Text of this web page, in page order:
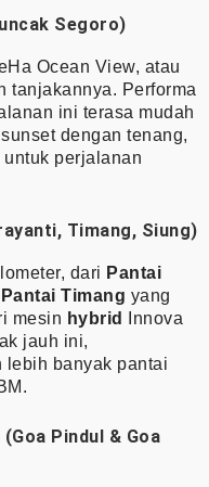
Segoro)
Ocean View, atau
tanjakannya. Performa
ini terasa mudah
dengan tenang,
perjalanan
Timang, Siung)
dari Pantai
Pantai Timang yang
mesin hybrid
Innova
jauh ini,
lebih banyak pantai
Pindul & Goa